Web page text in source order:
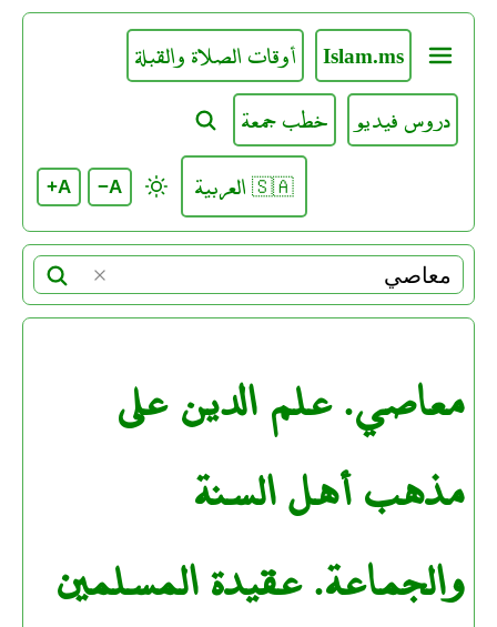
Islam.ms
أوقات الصلاة والقبلة
دروس فيديو
خطب جمعة
🇸🇦 العربية
A−
A+
معاصي. علم الدين على
مذهب أهل السنة
والجماعة. عقيدة المسلمين